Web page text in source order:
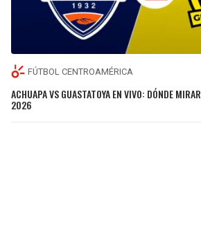
FÚTBOL CENTROAMÉRICA
ACHUAPA VS GUASTATOYA EN VIVO: DÓNDE
2026